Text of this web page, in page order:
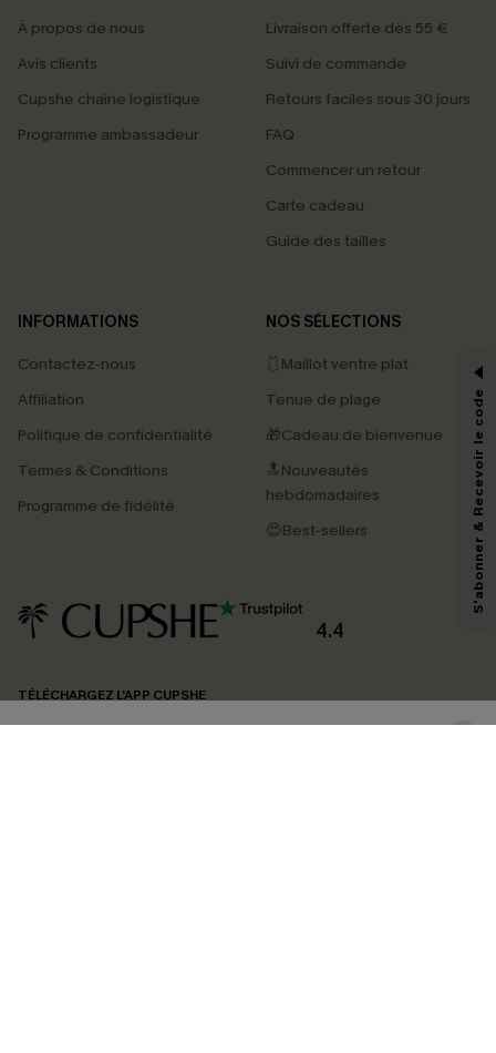
À propos de nous
Avis clients
Cupshe chaîne logistique
Programme ambassadeur
Livraison offerte dès 55 €
Suivi de commande
Retours faciles sous 30 jours
FAQ
Commencer un retour
Carte cadeau
Guide des tailles
INFORMATIONS
Contactez-nous
Affiliation
Politique de confidentialité
Termes & Conditions
Programme de fidélité
NOS SÉLECTIONS
🩱Maillot ventre plat
Tenue de plage
🎁Cadeau de bienvenue
🔝Nouveautés
hebdomadaires
😍Best-sellers
4.4
TÉLÉCHARGEZ L’APP CUPSHE
PROFITEZ DE -15%
-15% dès 2 Achetés par E-mail
En soumettant votre adresse e-mail, vous acceptez de recevoir des e-mails
marketing (y compris du contenu généré par l'IA) de Cupshe et
reconnaissez avoir pris connaissance de nos
pouvons utiliser les données collectées sur notre site ainsi que des
produits susceptibles de vous intéresser, conformément à notre
Politique de
confidentialité
. Vous pouvez vous désabonner à tout moment.
S'abonner & Recevoir le code